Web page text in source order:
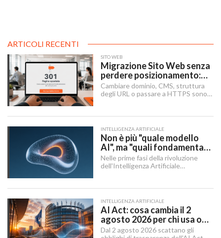
ARTICOLI RECENTI
SITO WEB
Migrazione Sito Web senza
perdere posizionamento:
Redirect 301, URL e
Checklist SEO
Cambiare dominio, CMS, struttura
degli URL o passare a HTTPS sono i
ricerca.
INTELLIGENZA ARTIFICIALE
Non è più "quale modello
AI", ma "quali fondamenta":
dati, infrastruttura,
governance
Nelle prime fasi della rivoluzione
dell'Intelligenza Artificiale
"Quale modello dobbiamo usare?".
INTELLIGENZA ARTIFICIALE
AI Act: cosa cambia il 2
agosto 2026 per chi usa o
integra l'AI
Dal 2 agosto 2026 scattano gli